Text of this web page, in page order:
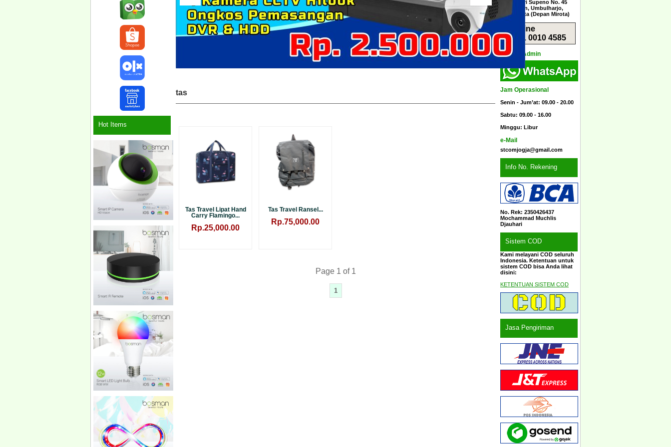
Hot Items
tas
Tas Travel Lipat Hand
Carry Flamingo...
Rp.25,000.00
Tas Travel Ransel...
Rp.75,000.00
Page 1 of 1
1
Jl. Menteri Supeno No. 45
Sorosutan, Umbulharjo,
Yogyakarta (Depan Mirota)
Hotline
0851 0010 4585
Kontak Admin
Jam Operasional
Senin - Jum’at: 09.00 - 20.00
Sabtu: 09.00 - 16.00
Minggu: Libur
e-Mail
stcomjogja@gmail.com
Info No. Rekening
No. Rek: 2350426437
Mochammad Muchlis
Djauhari
Sistem COD
Kami melayani COD seluruh
Indonesia. Ketentuan untuk
sistem COD bisa Anda lihat
disini:
KETENTUAN SISTEM COD
Jasa Pengiriman